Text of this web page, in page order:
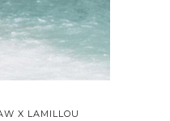
X LAMILLOU